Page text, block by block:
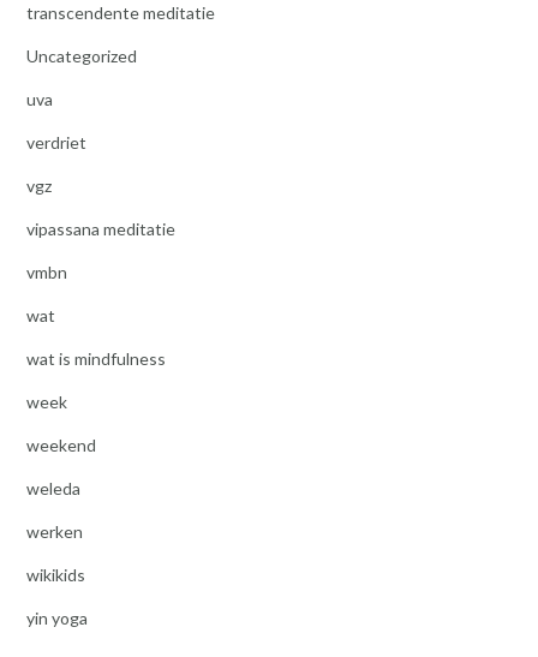
transcendente meditatie
Uncategorized
uva
verdriet
vgz
vipassana meditatie
vmbn
wat
wat is mindfulness
week
weekend
weleda
werken
wikikids
yin yoga